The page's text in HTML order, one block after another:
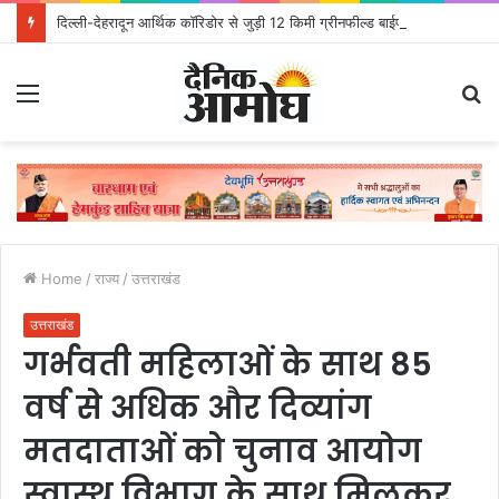
Home / राज्य / उत्तराखंड
उत्तराखंड
गर्भवती महिलाओं के साथ 85
वर्ष से अधिक और दिव्यांग
मतदाताओं को चुनाव आयोग